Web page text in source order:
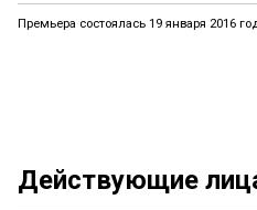
Премьера состоялась 19 января 2016
Действующие